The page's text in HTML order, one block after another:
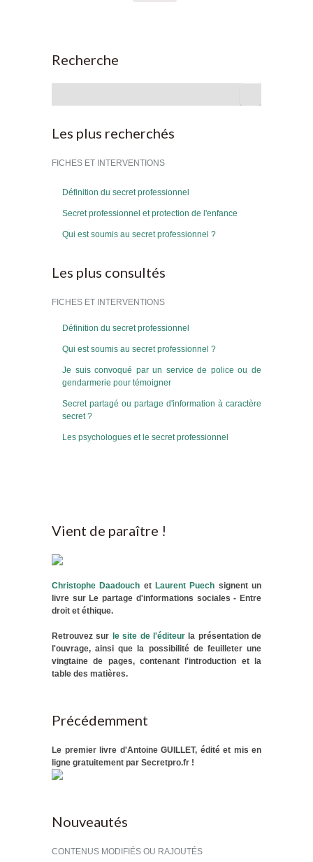
Recherche
Les plus recherchés
FICHES ET INTERVENTIONS
Définition du secret professionnel
Secret professionnel et protection de l'enfance
Qui est soumis au secret professionnel ?
Les plus consultés
FICHES ET INTERVENTIONS
Définition du secret professionnel
Qui est soumis au secret professionnel ?
Je suis convoqué par un service de police ou de
gendarmerie pour témoigner
Secret partagé ou partage d'information à caractère
secret ?
Les psychologues et le secret professionnel
Vient de paraître !
Christophe Daadouch et Laurent Puech signent un
livre sur Le partage d'informations sociales - Entre
droit et éthique.
Retrouvez sur le site de l'éditeur la présentation de
l'ouvrage, ainsi que la possibilité de feuilleter une
vingtaine de pages, contenant l'introduction et la
table des matières.
Précédemment
Le premier livre d'Antoine GUILLET, édité et mis en
ligne gratuitement par Secretpro.fr !
Nouveautés
CONTENUS MODIFIÉS OU RAJOUTÉS